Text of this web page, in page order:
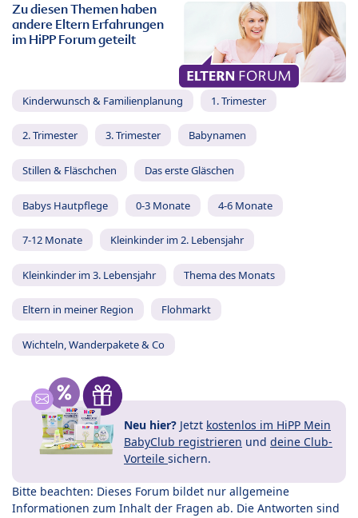
Zu diesen Themen haben
andere Eltern Erfahrungen
im HiPP Forum geteilt
Kinderwunsch & Familienplanung 1. Trimester
2. Trimester 3. Trimester Babynamen
Stillen & Fläschchen Das erste Gläschen
Babys Hautpflege 0-3 Monate 4-6 Monate
7-12 Monate Kleinkinder im 2. Lebensjahr
Kleinkinder im 3. Lebensjahr Thema des Monats
Eltern in meiner Region Flohmarkt
Wichteln, Wanderpakete & Co
Neu hier? Jetzt kostenlos im HiPP Mein
BabyClub registrieren und deine Club-
Vorteile sichern.
Bitte beachten: Dieses Forum bildet nur allgemeine
Informationen zum Inhalt der Fragen ab. Die Antworten sind